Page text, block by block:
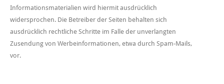
Informationsmaterialien wird hiermit ausdrücklich
widersprochen. Die Betreiber der Seiten behalten sich
ausdrücklich rechtliche Schritte im Falle der unverlangten
Zusendung von Werbeinformationen, etwa durch Spam-Mails,
vor.